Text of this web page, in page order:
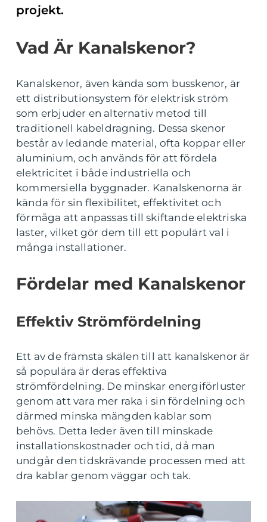
projekt.
Vad Är Kanalskenor?
Kanalskenor, även kända som busskenor, är
ett distributionsystem för elektrisk ström
som erbjuder en alternativ metod till
traditionell kabeldragning. Dessa skenor
består av ledande material, ofta koppar eller
aluminium, och används för att fördela
elektricitet i både industriella och
kommersiella byggnader. Kanalskenorna är
kända för sin flexibilitet, effektivitet och
förmåga att anpassas till skiftande elektriska
laster, vilket gör dem till ett populärt val i
många installationer.
Fördelar med Kanalskenor
Effektiv Strömfördelning
Ett av de främsta skälen till att kanalskenor är
så populära är deras effektiva
strömfördelning. De minskar energiförluster
genom att vara mer raka i sin fördelning och
därmed minska mängden kablar som
behövs. Detta leder även till minskade
installationskostnader och tid, då man
undgår den tidskrävande processen med att
dra kablar genom väggar och tak.